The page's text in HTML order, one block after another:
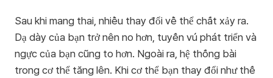
Sau khi mang thai, nhiều thay đổi về thể chất xảy ra.
Dạ dày của bạn trở nên no hơn, tuyến vú phát triển và
ngực của bạn cũng to hơn. Ngoài ra, hệ thống bài
trong cơ thể tăng lên. Khi cơ thể bạn thay đổi như thế